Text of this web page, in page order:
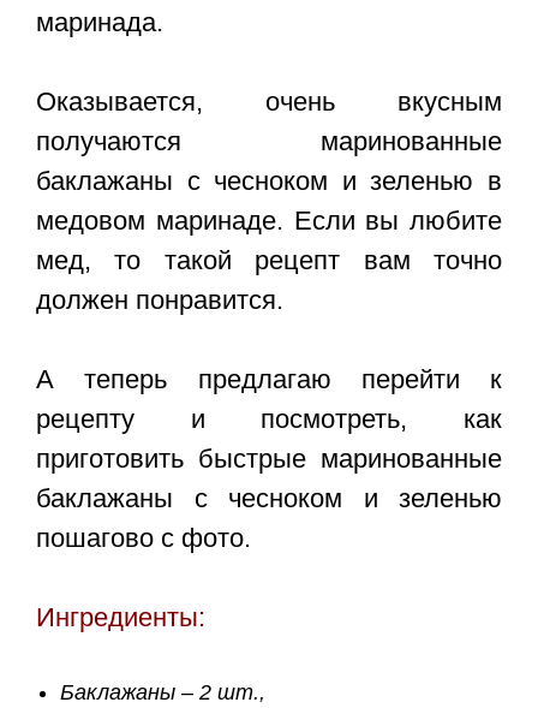
маринада.
Оказывается, очень вкусным
получаются маринованные
баклажаны с чесноком и зеленью в
медовом маринаде. Если вы любите
мед, то такой рецепт вам точно
должен понравится.
А теперь предлагаю перейти к
рецепту и посмотреть, как
приготовить быстрые маринованные
баклажаны с чесноком и зеленью
пошагово с фото.
Ингредиенты:
Баклажаны – 2 шт.,